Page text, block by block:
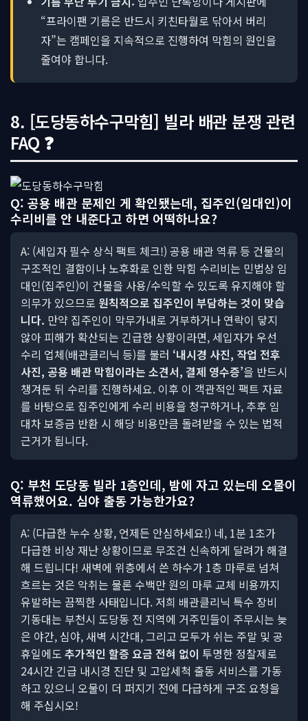
“프라이팬 기름은 반드시 키친타월로 닦아서 버리
자”는 캠페인을 지속적으로 진행하여 막힘의 원인을
줄여야 합니다.
8. [도당동하수구막힘] 빌라 배관 분쟁 관련
FAQ ❓
Q: 공용 배관 문제인 게 확인됐는데, 집주인(임대인)이
수리비를 안 내준다고 하면 어떡하나요?
A: (세입자 필수 상식 팩트 체크!) 공용 배관 역류 등 건물의
구조적인 결함이나 노후화로 인한 막힘 수리비는 민법상 임
대인(집주인)이 건물을 사용/수익할 수 있도록 유지해야 할
의무가 있으므로 원칙적으로 집주인이 부담하는 것이 맞습
니다. 만약 집주인이 막무가내로 거부하거나 연락이 닿지
않아 피해가 확산되는 긴급한 상황이라면, 세입자가 우선
수리 업체(배관클리닉 등)를 불러 ‘내시경 사진, 작업 전후
사진, 공용 배관 막힘이라는 소견서, 결제 영수증’을 반드시
챙겨둔 뒤 수리를 진행하세요. 이후 이 객관적인 팩트 자료
를 바탕으로 집주인에게 수리 비용을 청구하거나, 추후 임
대차 보증금 반환 시 해당 비용만큼 돌려받을 수 있는 법적
근거가 됩니다.
Q: 부천 도당동 빌라 1층인데, 밤에 자고 있는데 오물이
역류했어요. 심야 출동 가능한가요?
A: (다급한 누수 상황, 언제든 안심하세요!) 네, 1분 1초가
다급한 비상 재난 상황이므로 무조건 신속하게 달려가 해결
해 드립니다! 새벽에 위층에서 쓴 하수가 1층 마루로 넘쳐
흐르는 것은 악취는 물론 수백만 원의 마루 교체 비용까지
유발하는 끔찍한 사태입니다. 저희 배관클리닉 특수 장비
기동대는 부천시 도당동 전 지역에 거주민들이 주무시는 늦
은 야간, 심야, 새벽 시간대, 그리고 모두가 쉬는 주말 및 공
휴일에도 추가적인 할증 요금 전혀 없이 투명한 정찰제로
24시간 긴급 내시경 진단 및 고압세척 출동 서비스를 가동
하고 있으니 오물이 더 퍼지기 전에 다급하게 구조 요청을
해 주십시오!